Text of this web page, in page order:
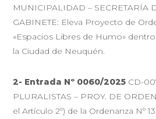
MUNICIPALIDAD – SECRETARÍA
GABINETE: Eleva Proyecto de
«Espacios Libres de Humo»
la Ciudad de Neuquén.
2- Entrada Nº 0060/2025 CD-
PLURALISTAS – PROY. DE
el Artículo 2º) de la Ordenanza Nº